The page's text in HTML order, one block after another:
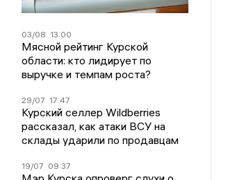
03/08 13:00
Мясной рейтинг Курской
области: кто лидирует по
выручке и темпам роста?
29/07 17:47
Курский селлер Wildberries
рассказал, как атаки ВСУ на
склады ударили по продавцам
19/07 09:37